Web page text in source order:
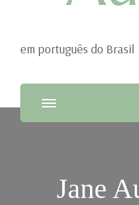
em português do Brasil
Jane